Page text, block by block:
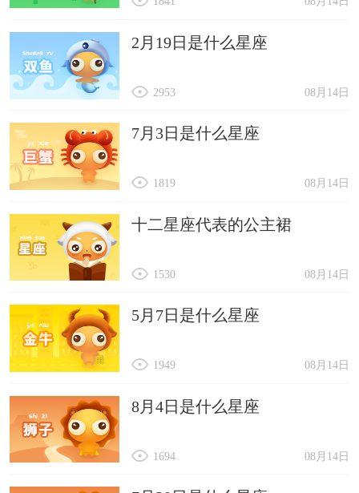
2月19日是什么星座
08月14日
2953
7月3日是什么星座
08月14日
1819
十二星座代表的公主裙
08月14日
1530
5月7日是什么星座
08月14日
1949
8月4日是什么星座
08月14日
1694